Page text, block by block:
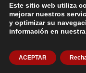
Este sitio web utiliza
mejorar nuestros
y optimizar su
información en
ACEPTAR